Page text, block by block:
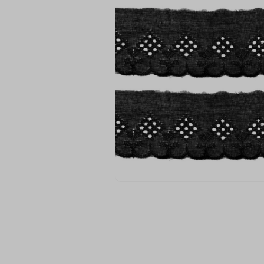
9º
fita cetim
10º amigurumi